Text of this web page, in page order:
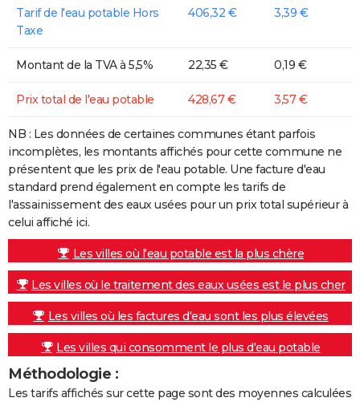
Tarif de l'eau potable Hors
Taxe
406,32 € 3,39 €
Montant de la TVA à 5,5% 22,35 € 0,19 €
Prix total de l'eau potable 428,67 € 3,57 €
NB : Les données de certaines communes étant parfois
incomplètes, les montants affichés pour cette commune ne
présentent que les prix de l'eau potable. Une facture d'eau
standard prend également en compte les tarifs de
l'assainissement des eaux usées pour un prix total supérieur à
celui affiché ici.
Les villes où l'eau potable est la plus chère
Les villes où le traitement des eaux usées est le plus cher
Les villes où les factures d'eau sont les plus élevées
Les villes qui consomment le plus d'eau potable
Méthodologie :
Les tarifs affichés sur cette page sont des moyennes calculées